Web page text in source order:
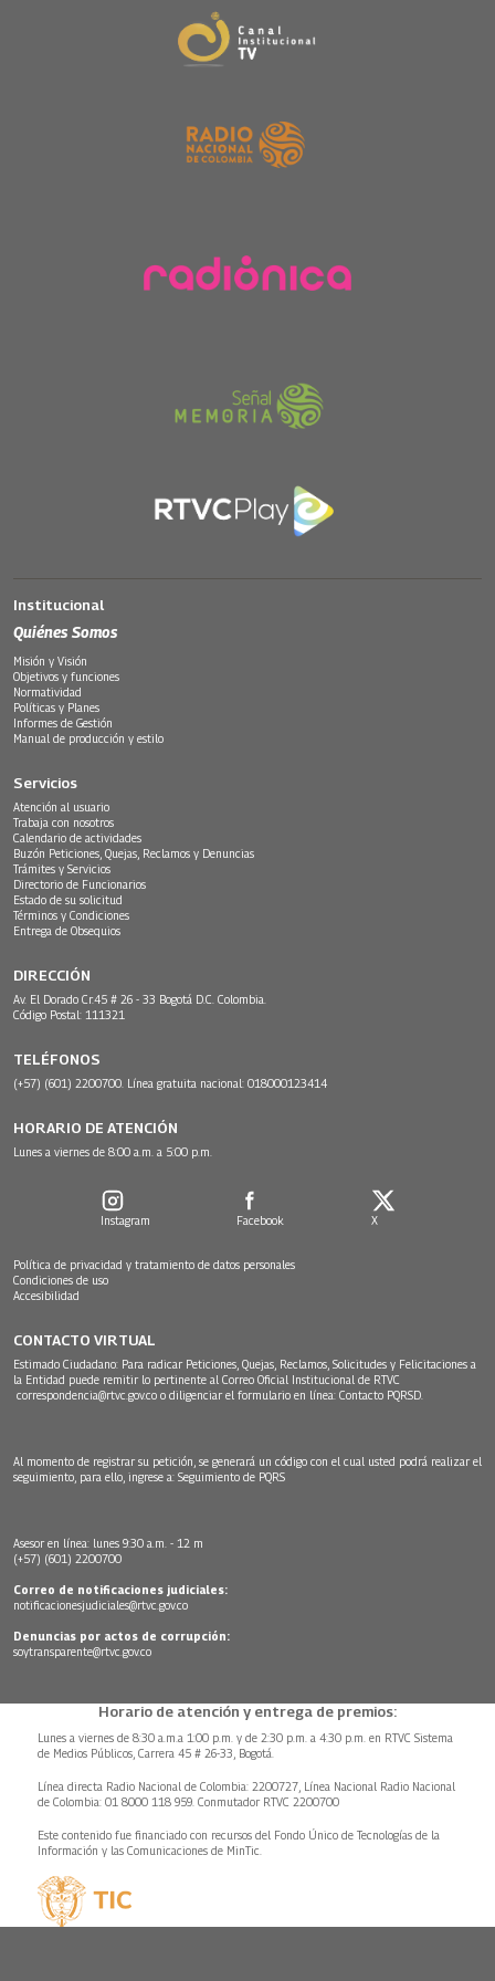
Institucional
Quiénes Somos
Misión y Visión
Objetivos y funciones
Normatividad
Políticas y Planes
Informes de Gestión
Manual de producción y estilo
Servicios
Atención al usuario
Trabaja con nosotros
Calendario de actividades
Buzón Peticiones, Quejas, Reclamos y Denuncias
Trámites y Servicios
Directorio de Funcionarios
Estado de su solicitud
Términos y Condiciones
Entrega de Obsequios
DIRECCIÓN
Av. El Dorado Cr.45 # 26 - 33 Bogotá D.C. Colombia.
Código Postal: 111321
TELÉFONOS
(+57) (601) 2200700. Línea gratuita nacional: 018000123414
HORARIO DE ATENCIÓN
Lunes a viernes de 8:00 a.m. a 5:00 p.m.
Instagram Facebook X
Política de privacidad y tratamiento de datos personales
Condiciones de uso
Accesibilidad
CONTACTO VIRTUAL
Estimado Ciudadano: Para radicar Peticiones, Quejas, Reclamos, Solicitudes y Felicitaciones a
la Entidad puede remitir lo pertinente al Correo Oficial Institucional de RTVC
correspondencia@rtvc.gov.co o diligenciar el formulario en línea: Contacto PQRSD.
Al momento de registrar su petición, se generará un código con el cual usted podrá realizar el
seguimiento, para ello, ingrese a: Seguimiento de PQRS
Asesor en línea: lunes 9:30 a.m. - 12 m
(+57) (601) 2200700
Correo de notificaciones judiciales:
notificacionesjudiciales@rtvc.gov.co
Denuncias por actos de corrupción:
soytransparente@rtvc.gov.co
Horario de atención y entrega de premios:
Lunes a viernes de 8:30 a.m.a 1:00 p.m. y de 2:30 p.m. a 4:30 p.m. en RTVC Sistema
de Medios Públicos, Carrera 45 # 26-33, Bogotá.
Línea directa Radio Nacional de Colombia: 2200727, Línea Nacional Radio Nacional
de Colombia: 01 8000 118 959. Conmutador RTVC 2200700
Este contenido fue financiado con recursos del Fondo Único de Tecnologías de la
Información y las Comunicaciones de MinTic.